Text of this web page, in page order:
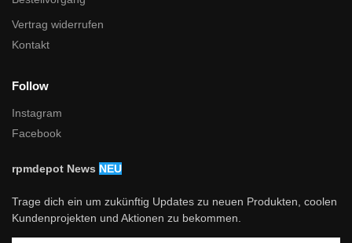
Vertrag widerrufen
Kontakt
Follow
Instagram
Facebook
rpmdepot News NEU
Trage dich ein um zukünftig Updates zu neuen Produkten, coolen
Kundenprojekten und Aktionen zu bekommen.